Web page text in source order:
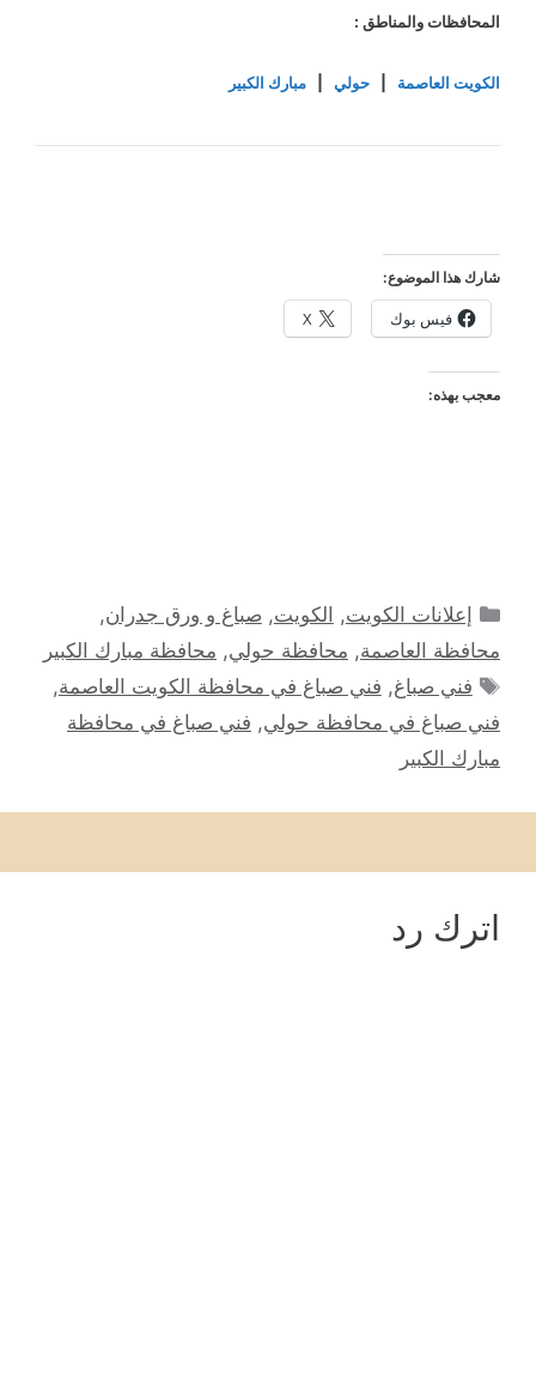
المحافظات والمناطق :
الكويت العاصمة حولي مبارك الكبير
شارك هذا الموضوع:
فيس بوك X
معجب بهذه:
التصنيفات
إعلانات الكويت, الكويت, صباغ و ورق جدران,
محافظة العاصمة, محافظة حولي, محافظة مبارك الكبير
الوسوم
فني صباغ, فني صباغ في محافظة الكويت العاصمة,
فني صباغ في محافظة حولي, فني صباغ في محافظة
مبارك الكبير
اترك رد